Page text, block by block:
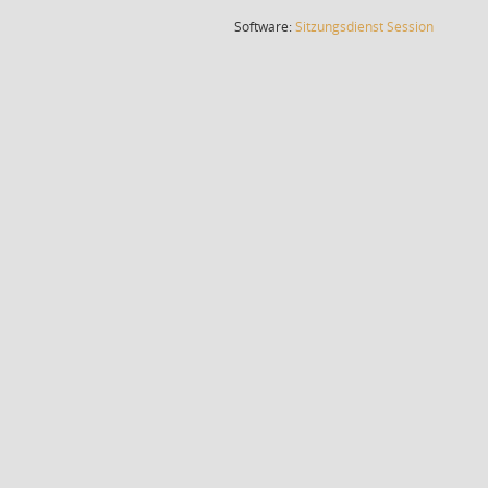
Software:SitzungsdienstSession(Wird in